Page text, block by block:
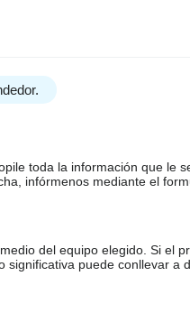
toda la información que le
infórmenos mediante el
del equipo elegido. Si el
puede conllevar a